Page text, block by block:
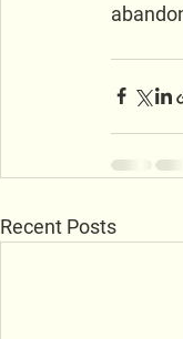
Recent Posts